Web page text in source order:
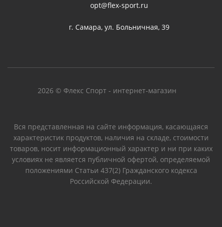
opt@flex-sport.ru
г. Самара, ул. Больничная, 39
2026 © Флекс Спорт - интернет-магазин
Вся представленная на сайте информация, касающаяся
характеристик продуктов, наличия на складе, стоимости
товаров, носит информационный характер и ни при каких
условиях не является публичной офертой, определяемой
положениями Статьи 437(2) Гражданского кодекса
Российской Федерации.